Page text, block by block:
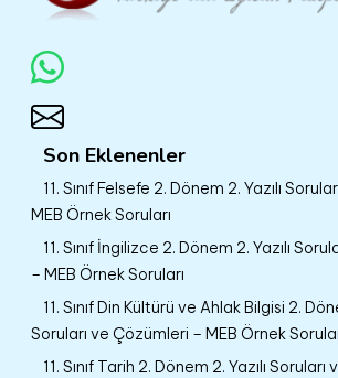
Son Eklenenler
11. Sınıf Felsefe 2. Dönem 2. Yazılı
MEB Örnek Soruları
11. Sınıf İngilizce 2. Dönem 2. Yazılı
– MEB Örnek Soruları
11. Sınıf Din Kültürü ve Ahlak Bilgisi 2.
Soruları ve Çözümleri – MEB Örnek
11. Sınıf Tarih 2. Dönem 2. Yazılı